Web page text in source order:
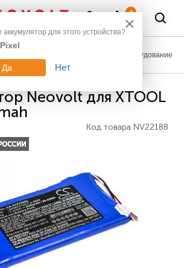
0
Промышленное оборудование
Neovolt для XTOOL
Код товара NV22188
×
для этого устройства?
Да Нет